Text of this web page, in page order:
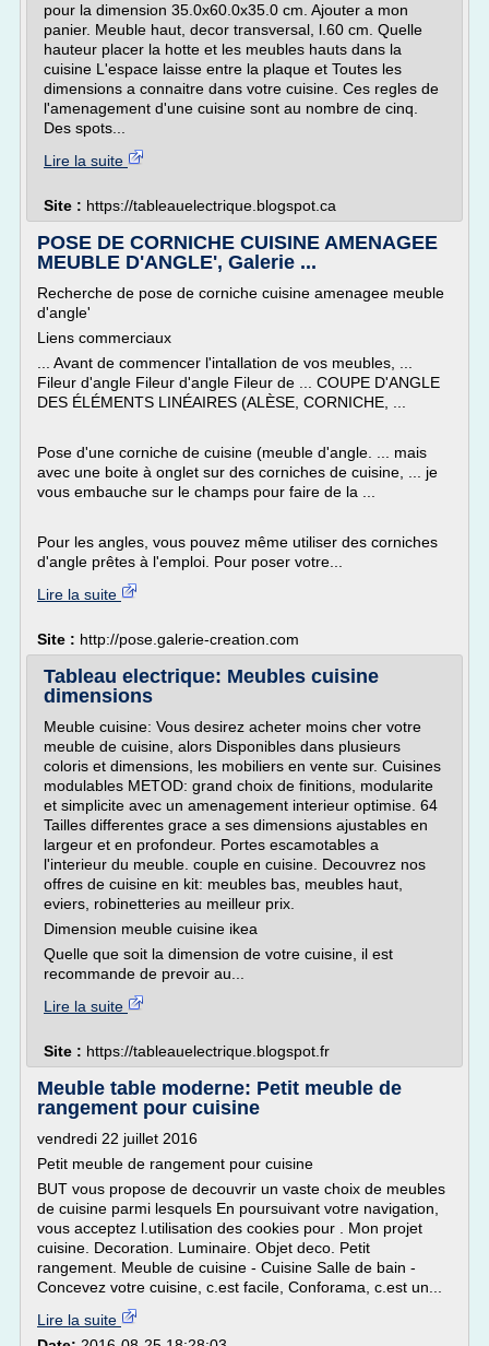
pour la dimension 35.0x60.0x35.0 cm. Ajouter a mon
panier. Meuble haut, decor transversal, l.60 cm. Quelle
hauteur placer la hotte et les meubles hauts dans la
cuisine L'espace laisse entre la plaque et Toutes les
dimensions a connaitre dans votre cuisine. Ces regles de
l'amenagement d'une cuisine sont au nombre de cinq.
Des spots...
Lire la suite
Site : https://tableauelectrique.blogspot.ca
POSE DE CORNICHE CUISINE AMENAGEE
MEUBLE D'ANGLE', Galerie ...
Recherche de pose de corniche cuisine amenagee meuble
d'angle'
Liens commerciaux
... Avant de commencer l'intallation de vos meubles, ...
Fileur d'angle Fileur d'angle Fileur de ... COUPE D'ANGLE
DES ÉLÉMENTS LINÉAIRES (ALÈSE, CORNICHE, ...
Pose d'une corniche de cuisine (meuble d'angle. ... mais
avec une boite à onglet sur des corniches de cuisine, ... je
vous embauche sur le champs pour faire de la ...
Pour les angles, vous pouvez même utiliser des corniches
d'angle prêtes à l'emploi. Pour poser votre...
Lire la suite
Site : http://pose.galerie-creation.com
Tableau electrique: Meubles cuisine
dimensions
Meuble cuisine: Vous desirez acheter moins cher votre
meuble de cuisine, alors Disponibles dans plusieurs
coloris et dimensions, les mobiliers en vente sur. Cuisines
modulables METOD: grand choix de finitions, modularite
et simplicite avec un amenagement interieur optimise. 64
Tailles differentes grace a ses dimensions ajustables en
largeur et en profondeur. Portes escamotables a
l'interieur du meuble. couple en cuisine. Decouvrez nos
offres de cuisine en kit: meubles bas, meubles haut,
eviers, robinetteries au meilleur prix.
Dimension meuble cuisine ikea
Quelle que soit la dimension de votre cuisine, il est
recommande de prevoir au...
Lire la suite
Site : https://tableauelectrique.blogspot.fr
Meuble table moderne: Petit meuble de
rangement pour cuisine
vendredi 22 juillet 2016
Petit meuble de rangement pour cuisine
BUT vous propose de decouvrir un vaste choix de meubles
de cuisine parmi lesquels En poursuivant votre navigation,
vous acceptez l.utilisation des cookies pour . Mon projet
cuisine. Decoration. Luminaire. Objet deco. Petit
rangement. Meuble de cuisine - Cuisine Salle de bain -
Concevez votre cuisine, c.est facile, Conforama, c.est un...
Lire la suite